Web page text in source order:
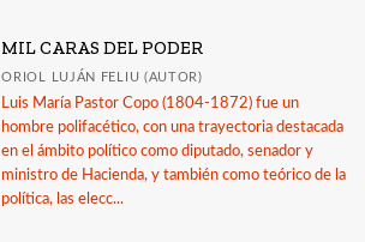
MIL CARAS DEL PODER
ORIOL LUJÁN FELIU (AUTOR)
Luis María Pastor Copo (1804-1872) fue un
hombre polifacético, con una trayectoria destacada
en el ámbito político como diputado, senador y
ministro de Hacienda, y también como teórico de la
política, las elecc...